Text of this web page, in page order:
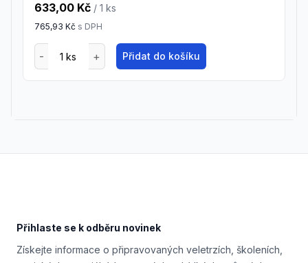
633,00 Kč / 1 ks
765,93 Kč s DPH
Přidat do košíku
Přihlaste se k odběru novinek
Získejte informace o připravovaných veletrzích, školeních,